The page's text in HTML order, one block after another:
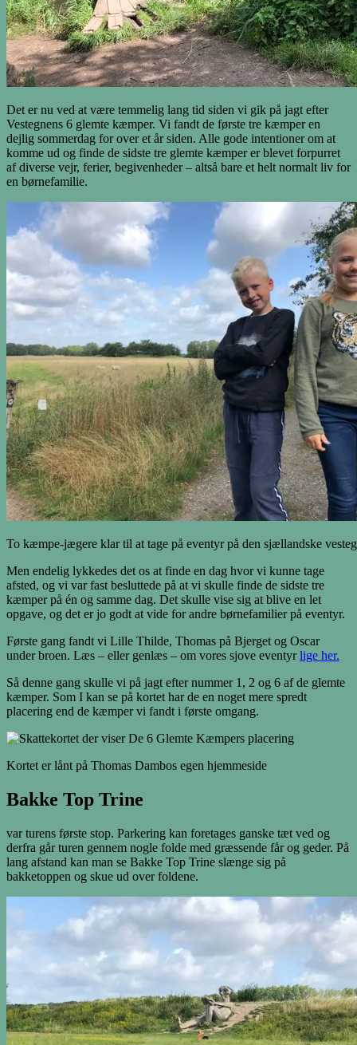
Det er nu ved at være temmelig lang tid siden vi gik på jagt efter
Vestegnens 6 glemte kæmper. Vi fandt de første tre kæmper en
dejlig sommerdag for over et år siden. Alle gode intentioner om at
komme ud og finde de sidste tre glemte kæmper er blevet forpurret
af diverse vejr, ferier, begivenheder – altså bare et helt normalt liv for
en børnefamilie.
To kæmpe-jægere klar til at tage på eventyr på den sjællandske
Men endelig lykkedes det os at finde en dag hvor vi kunne tage
afsted, og vi var fast besluttede på at vi skulle finde de sidste tre
kæmper på én og samme dag. Det skulle vise sig at blive en let
opgave, og det er jo godt at vide for andre børnefamilier på eventyr.
Første gang fandt vi Lille Thilde, Thomas på Bjerget og Oscar
under broen. Læs – eller genlæs – om vores sjove eventyrlige her.
Så denne gang skulle vi på jagt efter nummer 1, 2 og 6 af de glemte
kæmper. Som I kan se på kortet har de en noget mere spredt
placering end de kæmper vi fandt i første omgang.
Kortet er lånt på Thomas Dambos egen hjemmeside
Bakke Top Trine
var turens første stop. Parkering kan foretages ganske tæt ved og
derfra går turen gennem nogle folde med græssende får og geder. På
lang afstand kan man se Bakke Top Trine slænge sig på
bakketoppen og skue ud over foldene.